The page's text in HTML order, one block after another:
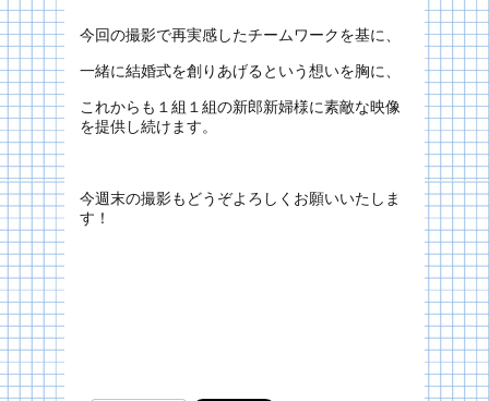
今回の撮影で再実感したチームワークを基に、
一緒に結婚式を創りあげるという想いを胸に、
これからも１組１組の新郎新婦様に素敵な映像
を提供し続けます。
今週末の撮影もどうぞよろしくお願いいたしま
す！